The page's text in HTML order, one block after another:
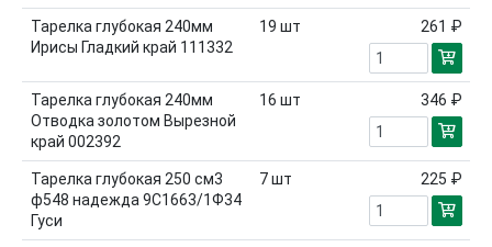
Тарелка глубокая 240мм
Ирисы Гладкий край 111332
19 шт 261 ₽
Тарелка глубокая 240мм
Отводка золотом Вырезной
край 002392
16 шт 346 ₽
Тарелка глубокая 250 см3
ф548 надежда 9С1663/1Ф34
Гуси
7шт 225 ₽